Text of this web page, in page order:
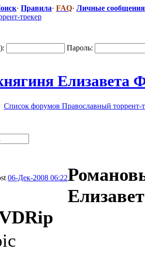
· Правила· FAQ· Личные сообщения
Пароль:
Елизавета
Список форумов Православный торрент-
06-Дек-2008 06:22